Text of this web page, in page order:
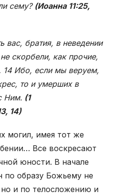
сему? (Иоанна 11:25,
вас, братия, в неведении
скорбели, как прочие,
Ибо, если мы веруем,
то и умерших в
Ним. (1
14)
могил, имея тот же
Все воскресают
юности. В начале
по образу Божьему не
но и по телосложению и